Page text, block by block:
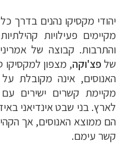
יהודי מקסיקו נהנים בדרך
מקיימים פעילויות
והתרבות. קבוצה של
של פצ'וקה, מצפון למקסיקו
האנוסים, אינה מקובלת
מקיימת קשרים ישירים
לארץ. בני שבט אינדיאני
הם ממוצא האנוסים, אך
קשר עימם.